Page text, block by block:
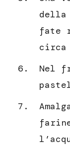
della
fate
circa
Nel